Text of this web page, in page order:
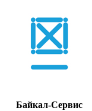
Байкал-Сервис